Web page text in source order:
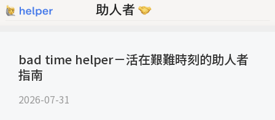
bad time helper－活在艱難時刻的助人者
指南
2026-07-31